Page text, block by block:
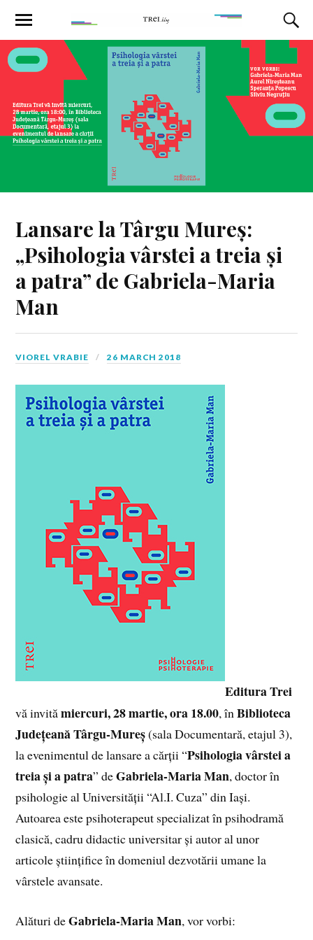
Lansare la Târgu Mureș:
„Psihologia vârstei a treia și
a patra” de Gabriela-Maria
Man
VIOREL VRABIE 26 MARCH 2018
Editura Trei
vă invitămiercuri, 28 martie, ora 18.00, înBiblioteca
Județeană Târgu-Mureș(sala Documentară, etajul 3),
la evenimentul de lansare a cărții “Psihologia vârstei a
treia și a patra” deGabriela-Maria Man, doctor în
psihologie al Universității “Al.I. Cuza” din Iași.
Autoarea este psihoterapeut specializat în psihodramă
clasică, cadru didactic universitar și autor al unor
articole științifice în domeniul dezvotării umane la
vârstele avansate.
Alături deGabriela-Maria Man, vor vorbi: